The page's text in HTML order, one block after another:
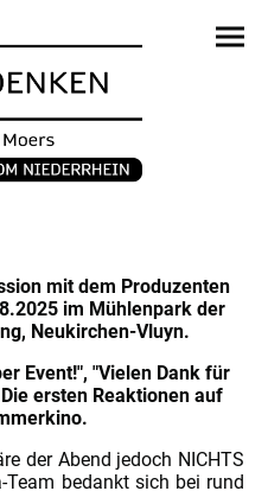
mit dem Produzenten
im Mühlenpark der
Neukirchen-Vluyn.
Event!", "Vielen Dank für
ersten Reaktionen auf
der Abend jedoch NICHTS
Team bedankt sich bei rund